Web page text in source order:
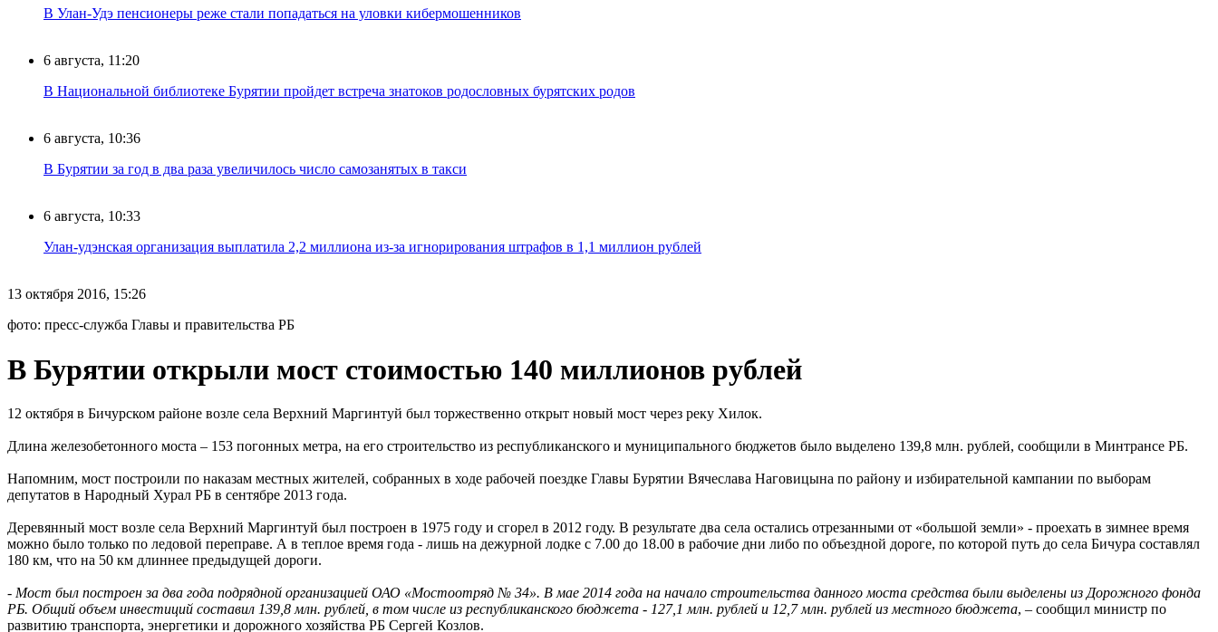
В Улан-Удэ пенсионеры реже стали попадаться на уловки кибермошенников
6 августа, 11:20
В Национальной библиотеке Бурятии пройдет встреча знатоков родословных бурятских родов
6 августа, 10:36
В Бурятии за год в два раза увеличилось число самозанятых в такси
6 августа, 10:33
Улан-удэнская организация выплатила 2,2 миллиона из-за игнорирования штрафов в 1,1 миллион рублей
13 октября 2016, 15:26
фото: пресс-служба Главы и правительства РБ
В Бурятии открыли мост стоимостью 140 миллионов рублей
12 октября в Бичурском районе возле села Верхний Маргинтуй был торжественно открыт новый мост через реку Хилок.
Длина железобетонного моста – 153 погонных метра, на его строительство из республиканского и муниципального бюджетов было выделено 139,8 млн. рублей, сообщили в Минтрансе РБ.
Напомним, мост построили по наказам местных жителей, собранных в ходе рабочей поездке Главы Бурятии Вячеслава Наговицына по району и избирательной кампании по выборам
депутатов в Народный Хурал РБ в сентябре 2013 года.
Деревянный мост возле села Верхний Маргинтуй был построен в 1975 году и сгорел в 2012 году. В результате два села остались отрезанными от «большой земли» - проехать в зимнее время
можно было только по ледовой переправе. А в теплое время года - лишь на дежурной лодке с 7.00 до 18.00 в рабочие дни либо по объездной дороге, по которой путь до села Бичура составлял
180 км, что на 50 км длиннее предыдущей дороги.
- Мост был построен за два года подрядной организацией ОАО «Мостоотряд № 34». В мае 2014 года на начало строительства данного моста средства были выделены из Дорожного фонда
РБ. Общий объем инвестиций составил 139,8 млн. рублей, в том числе из республиканского бюджета - 127,1 млн. рублей и 12,7 млн. рублей из местного бюджета, – сообщил министр по
развитию транспорта, энергетики и дорожного хозяйства РБ Сергей Козлов.